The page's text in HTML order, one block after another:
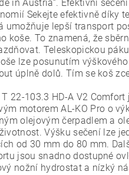
in Austria“. Efektivní
Sekejte efektivně díky
umožňuje lepší transport
koše. To znamená, že
Teleskopickou
lze posunutím
úplně dolů. Tím se koš
22-103.3 HD-A V2 Comfort
motorem AL-KO Pro o
olejovým čerpadlem a
Výšku sečení lze
od 30 mm do 80 mm.
jsou snadno dostupné
nožní hydrostat a nízký